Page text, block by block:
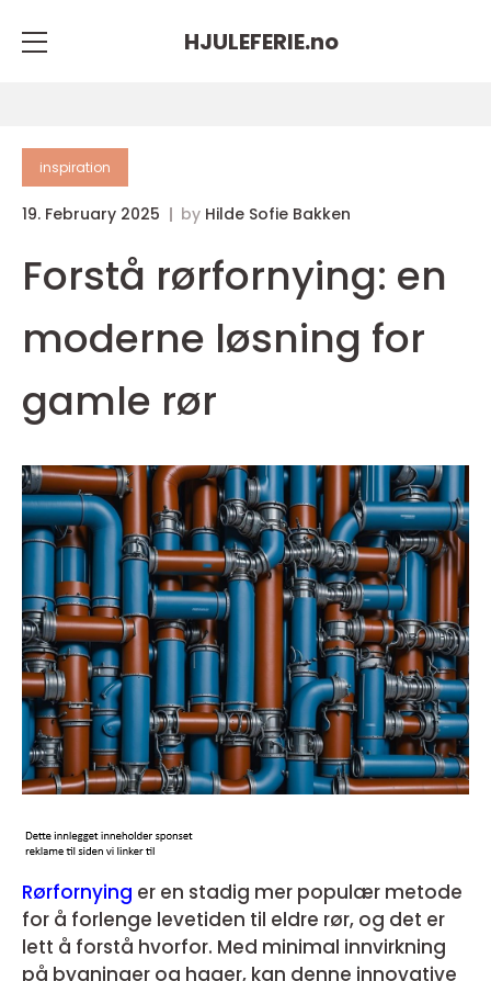
HJULEFERIE.no
inspiration
19. February 2025 by Hilde Sofie Bakken
Forstå rørfornying: en
moderne løsning for
gamle rør
Rørfornying er en stadig mer populær metode
for å forlenge levetiden til eldre rør, og det er
lett å forstå hvorfor. Med minimal innvirkning
på bygninger og hager, kan denne innovative